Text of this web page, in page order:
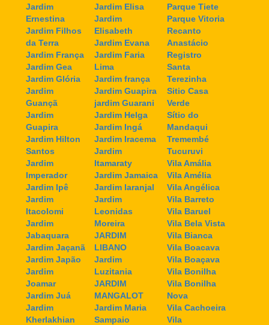
Jardim
Ernestina
Jardim Filhos
da Terra
Jardim França
Jardim Gea
Jardim Glória
Jardim
Guançã
Jardim
Guapira
Jardim Hilton
Santos
Jardim
Imperador
Jardim Ipê
Jardim
Itacolomi
Jardim
Jabaquara
Jardim Jaçanã
Jardim Japão
Jardim
Joamar
Jardim Juá
Jardim
Kherlakhian
Jardim Elisa
Jardim
Elisabeth
Jardim Evana
Jardim Faria
Lima
Jardim frança
Jardim Guapira
jardim Guarani
Jardim Helga
Jardim Ingá
Jardim Iracema
Jardim
Itamaraty
Jardim Jamaica
Jardim laranjal
Jardim
Leonidas
Moreira
JARDIM
LIBANO
Jardim
Luzitania
JARDIM
MANGALOT
Jardim Maria
Sampaio
Parque Tiete
Parque Vitoria
Recanto
Anastácio
Registro
Santa
Terezinha
Sitio Casa
Verde
Sítio do
Mandaqui
Tremembé
Tucuruvi
Vila Amália
Vila Amélia
Vila Angélica
Vila Barreto
Vila Baruel
Vila Bela Vista
Vila Bianca
Vila Boacava
Vila Boaçava
Vila Bonilha
Vila Bonilha
Nova
Vila Cachoeira
Vila